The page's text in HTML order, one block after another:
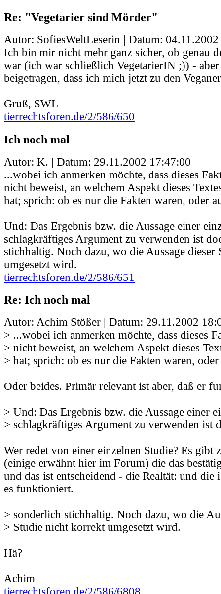
Re: "Vegetarier sind Mörder"
Autor: SofiesWeltLeserin | Datum:
Ich bin mir nicht mehr ganz sicher, ob genau
war (ich war schließlich VegetarierIN ;)) - aber
beigetragen, dass ich mich jetzt zu den
Gruß, SWL
tierrechtsforen.de/2/586/650
Ich noch mal
Autor: K. | Datum: 29.11.2002 17:47:00
...wobei ich anmerken möchte, dass dieses
nicht beweist, an welchem Aspekt dieses
hat; sprich: ob es nur die Fakten waren, oder
Und: Das Ergebnis bzw. die Aussage einer
schlagkräftiges Argument zu verwenden ist
stichhaltig. Noch dazu, wo die Aussage
umgesetzt wird.
tierrechtsforen.de/2/586/651
Re: Ich noch mal
Autor: Achim Stößer | Datum: 29.11.2002
> ...wobei ich anmerken möchte, dass dieses
> nicht beweist, an welchem Aspekt dieses
> hat; sprich: ob es nur die Fakten waren,
Oder beides. Primär relevant ist aber, daß er
> Und: Das Ergebnis bzw. die Aussage einer
> schlagkräftiges Argument zu verwenden ist
Wer redet von einer einzelnen Studie? Es gibt
(einige erwähnt hier im Forum) die das
und das ist entscheidend - die Realtät: und die
es funktioniert.
> sonderlich stichhaltig. Noch dazu, wo die
> Studie nicht korrekt umgesetzt wird.
Hä?
Achim
tierrechtsforen.de/2/586/6808